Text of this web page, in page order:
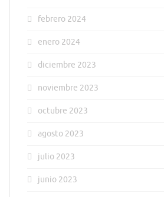
febrero 2024
enero 2024
diciembre 2023
noviembre 2023
octubre 2023
agosto 2023
julio 2023
junio 2023